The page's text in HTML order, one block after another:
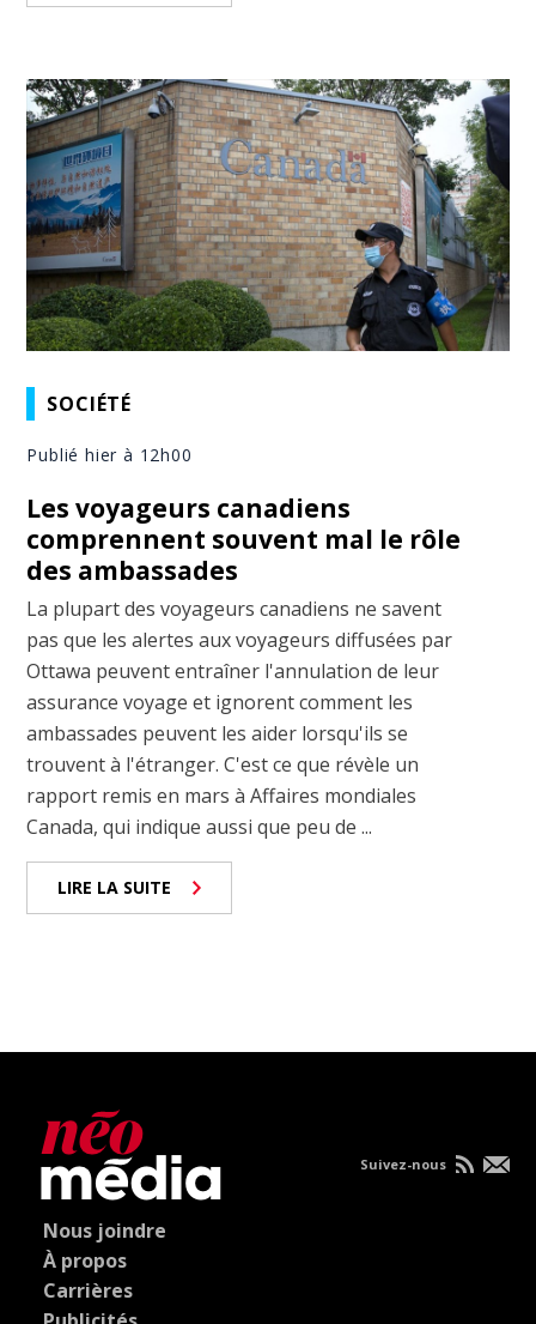
SOCIÉTÉ
Publié hier à 12h00
Les voyageurs canadiens
comprennent souvent mal le rôle
des ambassades
La plupart des voyageurs canadiens ne savent
pas que les alertes aux voyageurs diffusées par
Ottawa peuvent entraîner l'annulation de leur
assurance voyage et ignorent comment les
ambassades peuvent les aider lorsqu'ils se
trouvent à l'étranger. C'est ce que révèle un
rapport remis en mars à Affaires mondiales
Canada, qui indique aussi que peu de ...
LIRE LA SUITE
Nous joindre
À propos
Carrières
Suivez-nous